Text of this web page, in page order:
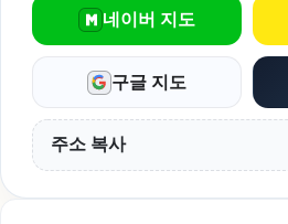
네이버 지도
구글 지도
주소 복사